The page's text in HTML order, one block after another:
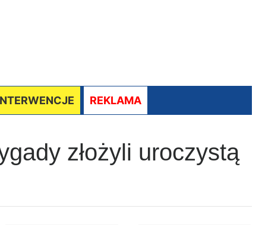
REKLAMA
złożyli uroczystą